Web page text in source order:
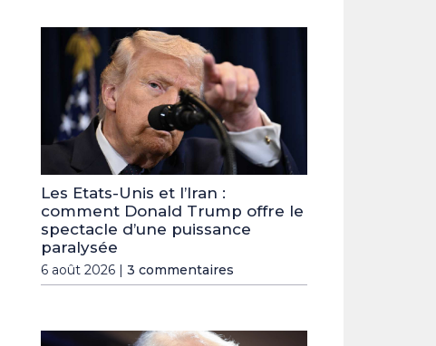
Les Etats-Unis et l’Iran :
comment Donald Trump offre le
spectacle d’une puissance
paralysée
6 août 2026 | 3 commentaires